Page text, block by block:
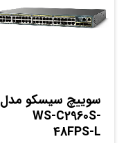
سوييچ سيسکو مدل
WS-C2960S-
48FPS-L